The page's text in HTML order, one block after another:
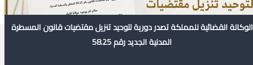
الوكالة القضائية للمملكة تصدر دورية لتوحيد تنزيل مقتضيات قانون المسطرة
المدنية الجديد رقم 58.25